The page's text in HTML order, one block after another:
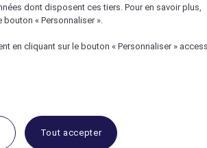
dont disposent ces tiers. Pour en savoir plus,
« Personnaliser ».
en cliquant sur le bouton « Personnaliser »
Tout accepter